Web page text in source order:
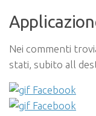
Nei commenti
stati, subito all